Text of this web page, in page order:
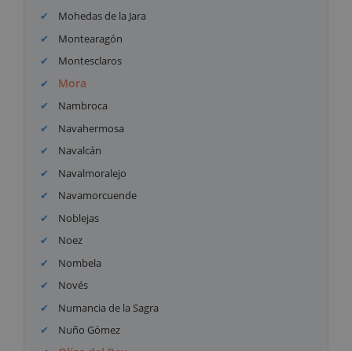
Mohedas de la Jara
Montearagón
Montesclaros
Mora
Nambroca
Navahermosa
Navalcán
Navalmoralejo
Navamorcuende
Noblejas
Noez
Nombela
Novés
Numancia de la Sagra
Nuño Gómez